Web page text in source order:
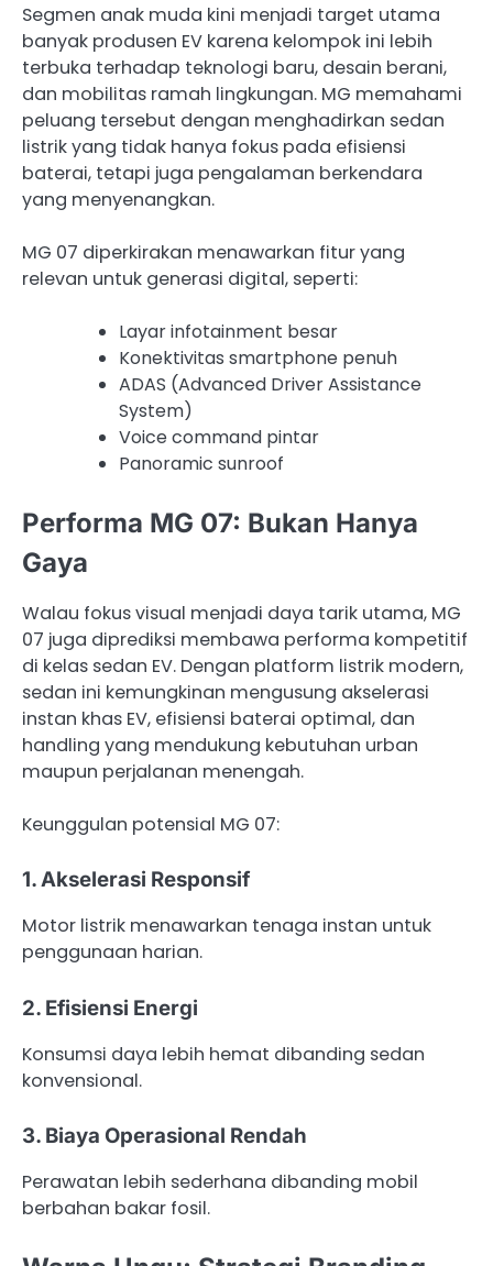
Segmen anak muda kini menjadi target utama
banyak produsen EV karena kelompok ini lebih
terbuka terhadap teknologi baru, desain berani,
dan mobilitas ramah lingkungan. MG memahami
peluang tersebut dengan menghadirkan sedan
listrik yang tidak hanya fokus pada efisiensi
baterai, tetapi juga pengalaman berkendara
yang menyenangkan.
MG 07 diperkirakan menawarkan fitur yang
relevan untuk generasi digital, seperti:
Layar infotainment besar
Konektivitas smartphone penuh
ADAS (Advanced Driver Assistance
System)
Voice command pintar
Panoramic sunroof
Performa MG 07: Bukan Hanya
Gaya
Walau fokus visual menjadi daya tarik utama, MG
07 juga diprediksi membawa performa kompetitif
di kelas sedan EV. Dengan platform listrik modern,
sedan ini kemungkinan mengusung akselerasi
instan khas EV, efisiensi baterai optimal, dan
handling yang mendukung kebutuhan urban
maupun perjalanan menengah.
Keunggulan potensial MG 07:
1. Akselerasi Responsif
Motor listrik menawarkan tenaga instan untuk
penggunaan harian.
2. Efisiensi Energi
Konsumsi daya lebih hemat dibanding sedan
konvensional.
3. Biaya Operasional Rendah
Perawatan lebih sederhana dibanding mobil
berbahan bakar fosil.